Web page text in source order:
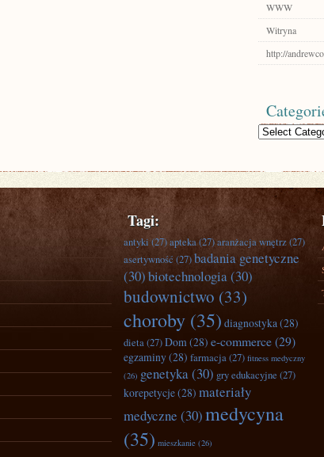
WWW
Witryna
http://
Categories
Tagi:
antyki(27)apteka(27)aranżacja wnętrz(27)
asertywność (27)badania genetyczne
(30)biotechnologia(30)
budownictwo (33)
choroby (35) diagnostyka(28)
dieta(27)Dom(28) e-commerce(29)
egzaminy(28) farmacja(27) fitness medyczny
(26) genetyka(30) gry edukacyjne (27)
korepetycje(28) materiały
medyczne (30)medycyna
(35) mieszkanie (26)